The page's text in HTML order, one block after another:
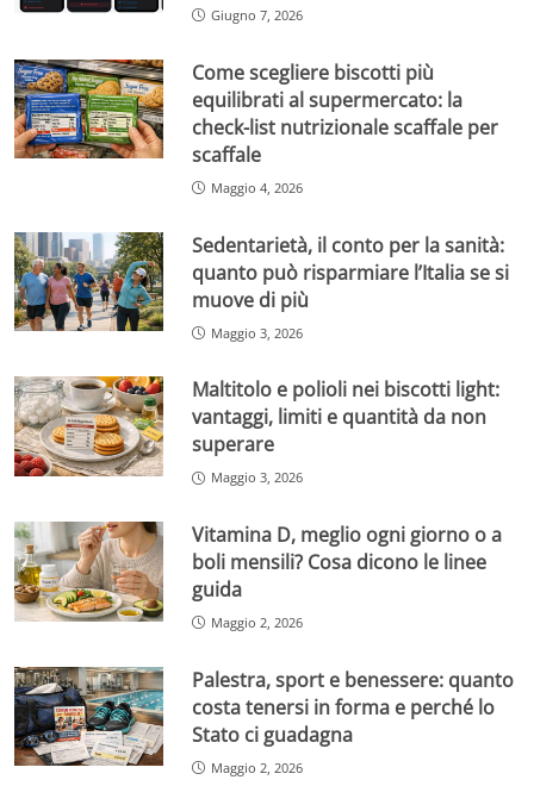
Giugno 7, 2026
Come scegliere biscotti più
equilibrati al supermercato: la
check-list nutrizionale scaffale per
scaffale
Maggio 4, 2026
Sedentarietà, il conto per la sanità:
quanto può risparmiare l’Italia se si
muove di più
Maggio 3, 2026
Maltitolo e polioli nei biscotti light:
vantaggi, limiti e quantità da non
superare
Maggio 3, 2026
Vitamina D, meglio ogni giorno o a
boli mensili? Cosa dicono le linee
guida
Maggio 2, 2026
Palestra, sport e benessere: quanto
costa tenersi in forma e perché lo
Stato ci guadagna
Maggio 2, 2026